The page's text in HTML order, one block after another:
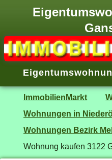
ImmobilienMarkt
Wohnungen in
Wohnungen Bezirk
Wohnung kaufen 3122